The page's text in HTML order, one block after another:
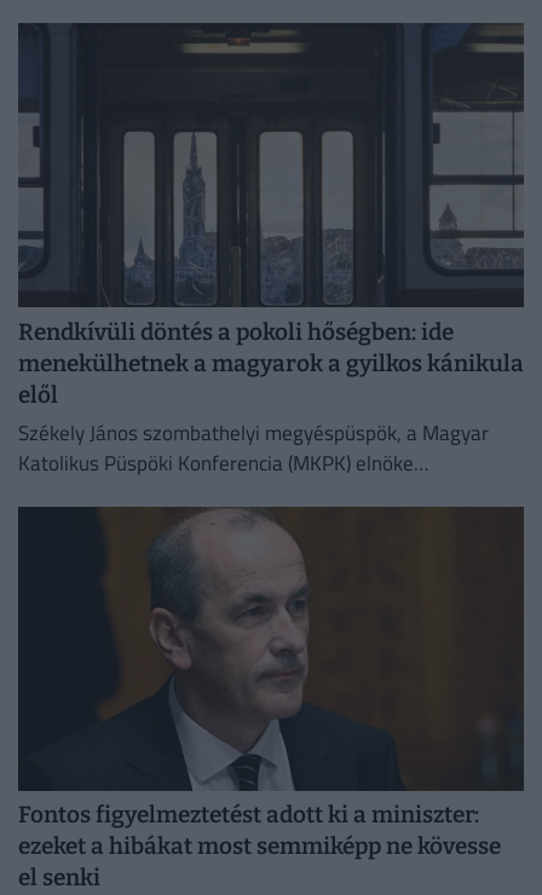
Rendkívüli döntés a pokoli hőségben: ide
menekülhetnek a magyarok a gyilkos kánikula
elől
Székely János szombathelyi megyéspüspök, a Magyar
Katolikus Püspöki Konferencia (MKPK) elnöke
megnyitását kérte a nap legmelegebb óráiban
Fontos figyelmeztetést adott ki a miniszter:
ezeket a hibákat most semmiképp ne kövesse
el senki